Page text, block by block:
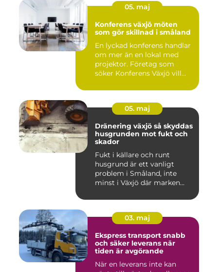
05. maj
Konferens växjö möten
som gör skillnad i småland
En lyckad konferens handlar
om mer än en lokal med
projektor. Företag som
söker Konferens Växjö vill...
05. maj
Dränering växjö så skyddas
husgrunden mot fukt och
skador
Fukt i källare och runt
husgrund är ett vanligt
problem i Småland, inte
minst i Växjö där marken
03. maj
Ekspress transport snabb
och säker leverans när
tiden är avgörande
När en leverans inte kan